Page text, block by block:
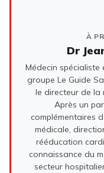
À
Dr
Médecin
groupe Le Guide
le directeur de la
Après un
complémentaires
médicale,
rééducation
connaissance du
secteur